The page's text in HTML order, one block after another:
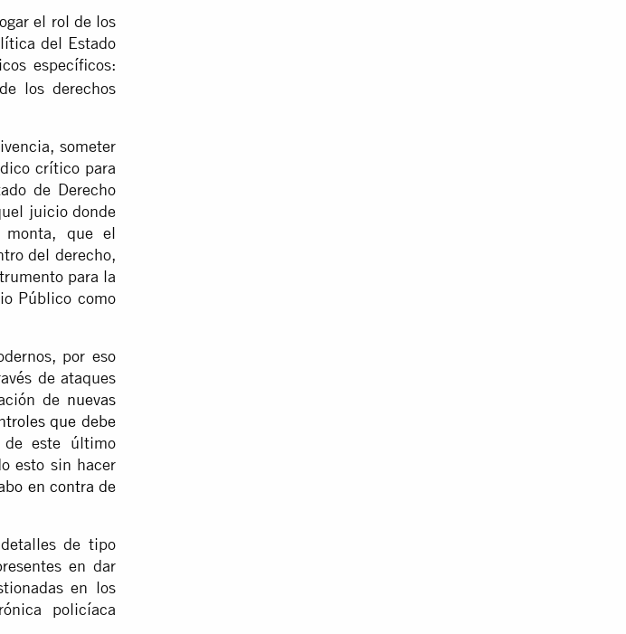
el rol de los
del Estado
específicos:
los derechos
someter
crítico para
de Derecho
juicio donde
monta, que el
del derecho,
para la
Público como
por eso
de ataques
de nuevas
que debe
este último
esto sin hacer
en contra de
de tipo
en dar
en los
policíaca